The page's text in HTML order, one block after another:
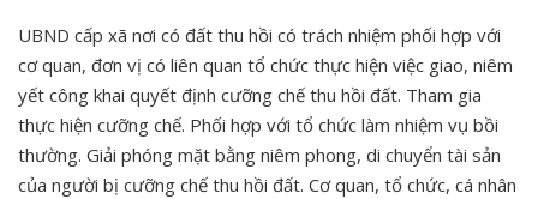
UBND cấp xã nơi có đất thu hồi có trách nhiệm phối hợp với
cơ quan, đơn vị có liên quan tổ chức thực hiện việc giao, niêm
yết công khai quyết định cưỡng chế thu hồi đất. Tham gia
thực hiện cưỡng chế. Phối hợp với tổ chức làm nhiệm vụ bồi
thường. Giải phóng mặt bằng niêm phong, di chuyển tài sản
của người bị cưỡng chế thu hồi đất. Cơ quan, tổ chức, cá nhân